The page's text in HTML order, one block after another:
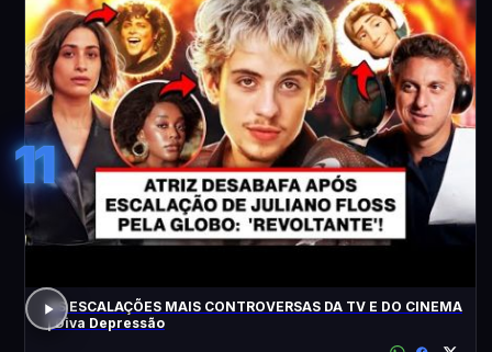
11
AS ESCALAÇÕES MAIS CONTROVERSAS DA TV E DO CINEMA
| Diva Depressão